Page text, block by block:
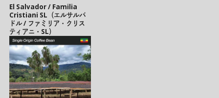
El Salvador / Familia
Cristiani SL（エルサルバ
ドル / ファミリア・クリス
ティアニ・SL）